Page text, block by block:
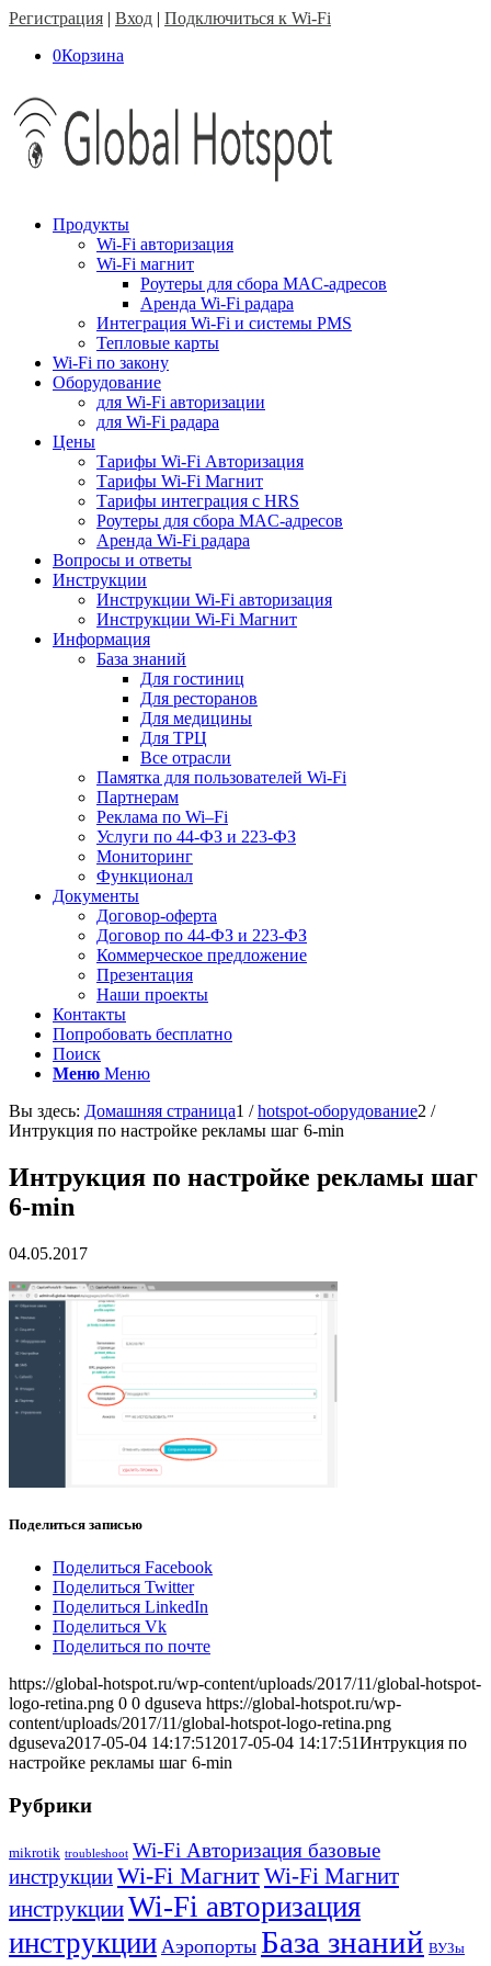
Регистрация | Вход | Подключиться к Wi-Fi
0Корзина
Продукты
Wi-Fi авторизация
Wi-Fi магнит
Роутеры для сбора MAC-адресов
Аренда Wi-Fi радара
Интеграция Wi-Fi и системы PMS
Тепловые карты
Wi-Fi по закону
Оборудование
для Wi-Fi авторизации
для Wi-Fi радара
Цены
Тарифы Wi-Fi Авторизация
Тарифы Wi-Fi Магнит
Тарифы интеграция с HRS
Роутеры для сбора MAC-адресов
Аренда Wi-Fi радара
Вопросы и ответы
Инструкции
Инструкции Wi-Fi авторизация
Инструкции Wi-Fi Магнит
Информация
База знаний
Для гостиниц
Для ресторанов
Для медицины
Для ТРЦ
Все отрасли
Памятка для пользователей Wi-Fi
Партнерам
Реклама по Wi–Fi
Услуги по 44-ФЗ и 223-ФЗ
Мониторинг
Функционал
Документы
Договор-оферта
Договор по 44-ФЗ и 223-ФЗ
Коммерческое предложение
Презентация
Наши проекты
Контакты
Попробовать бесплатно
Поиск
Меню Меню
Вы здесь: Домашняя страница1 / hotspot-оборудование2 /
Интрукция по настройке рекламы шаг 6-min
Интрукция по настройке рекламы шаг
6-min
04.05.2017
Поделиться записью
Поделиться Facebook
Поделиться Twitter
Поделиться LinkedIn
Поделиться Vk
Поделиться по почте
https://global-hotspot.ru/wp-content/uploads/2017/11/global-hotspot-
logo-retina.png 0 0 dguseva https://global-hotspot.ru/wp-
content/uploads/2017/11/global-hotspot-logo-retina.png
dguseva2017-05-04 14:17:51 2017-05-04 14:17:51Интрукция по
настройке рекламы шаг 6-min
Рубрики
mikrotik troubleshoot Wi-Fi Авторизация базовые
инструкцииWi-Fi МагнитWi-Fi Магнит
инструкцииWi-Fi авторизация
инструкции Аэропорты База знаний ВУЗы